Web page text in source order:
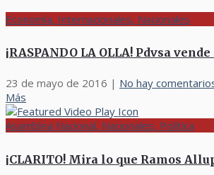
Economía, Internacionales, Nacionales
¡RASPANDO LA OLLA! Pdvsa
23 de mayo de 2016 | No hay
Más
Asamblea Nacional, Nacionales, Política
¡CLARITO! Mira lo que Ramos